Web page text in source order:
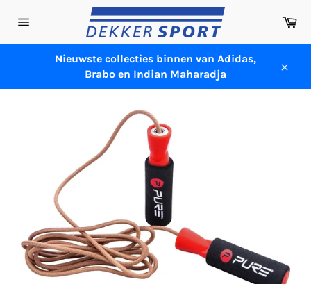
naar
Sitenavigatie
Nieuwste collecties binnen van Adidas,
Brabo en Indian Maharadja